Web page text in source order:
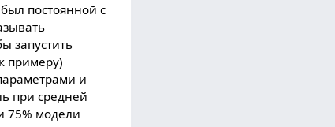
постоянной с
запустить
примеру)
и
при средней
75% модели